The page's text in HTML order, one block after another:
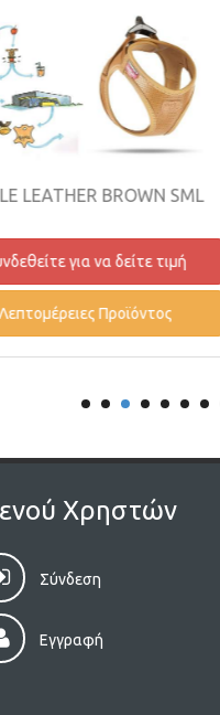
BROWN SML
για να δείτε τιμή
Προϊόντος
Χρηστών
Σύνδεση
Εγγραφή